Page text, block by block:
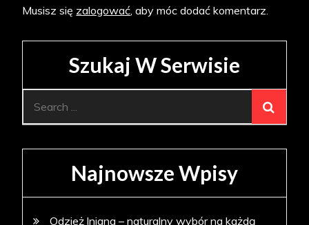
Musisz się zalogować, aby móc dodać komentarz.
Szukaj W Serwisie
Najnowsze Wpisy
Odzież lniana – naturalny wybór na każdą